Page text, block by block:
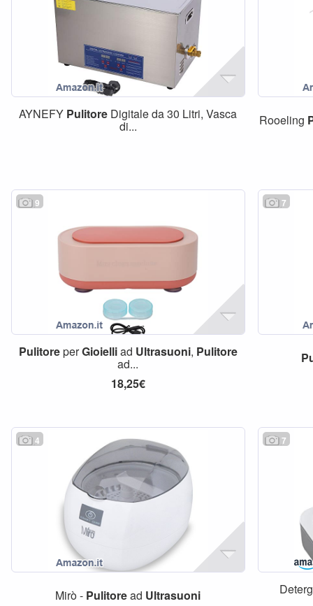
AYNEFY Pulitore Digitale da 30 Litri, Vasca
di... Rooeling
9
PulitoreperGioielliad Ultrasuoni, Pulitore
ad...
18,25€
7
4
Mirò - Pulitoread Ultrasuoni
7